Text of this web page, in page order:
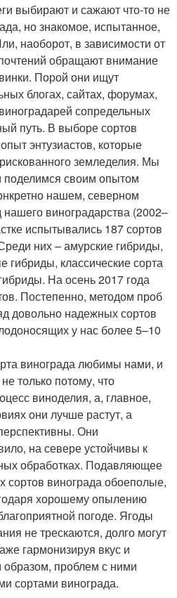
выбирают и сажают что-то не
но знакомое, испытанное,
наоборот, в зависимости от
обращают внимание
Порой они ищут
блогах, сайтах, форумах,
сопредельных
путь. В выборе сортов
энтузиастов, которые
земледелия. Мы
своим опытом
нашем, северном
виноградарства (2002–
испытывались 187 сортов
них – амурские гибриды,
классические сорта
На осень 2017 года
Постепенно, методом проб
довольно надежных сортов
у нас более 5–10
винограда любимы нами, и
только потому, что
виноделия, а, главное,
они лучше растут, а
Они
на севере устойчивы к
обработках. Подавляющее
сортов винограда обоеполые,
хорошему опылению
погоде. Ягоды
не трескаются, долго могут
гармонизируя вкус и
образом, проблем с ними
сортами винограда.